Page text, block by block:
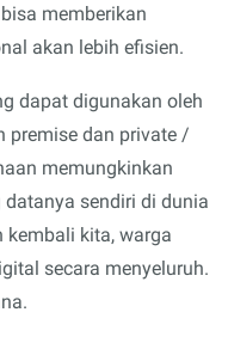
memberikan
akan lebih efisien.
dapat digunakan oleh
premise dan private /
memungkinkan
sendiri di dunia
kembali kita, warga
secara menyeluruh.